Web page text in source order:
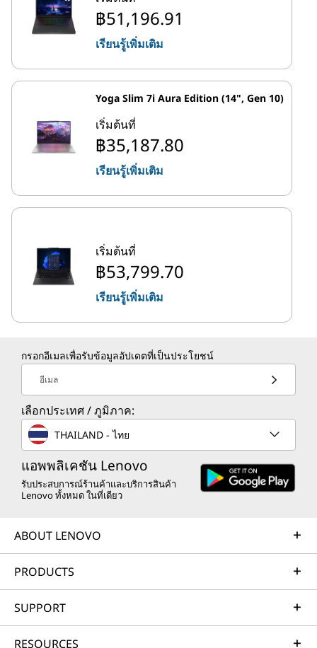
฿51,196.91
เรียนรู้เพิ่มเติม
Yoga Slim 7i Aura Edition (14", Gen 10)
เริ่มต้นที่
฿35,187.80
เรียนรู้เพิ่มเติม
เริ่มต้นที่
฿53,799.70
เรียนรู้เพิ่มเติม
กรอกอีเมลเพื่อรับข้อมูลอัปเดตที่เป็นประโยชน์
อีเมล
เลือกประเทศ / ภูมิภาค:
THAILAND - ไทย
แอพพลิเคชัน Lenovo
รับประสบการณ์ร้านค้าและบริการสินค้า
Lenovo ทั้งหมด ในที่เดียว
ABOUT LENOVO
PRODUCTS
SUPPORT
RESOURCES